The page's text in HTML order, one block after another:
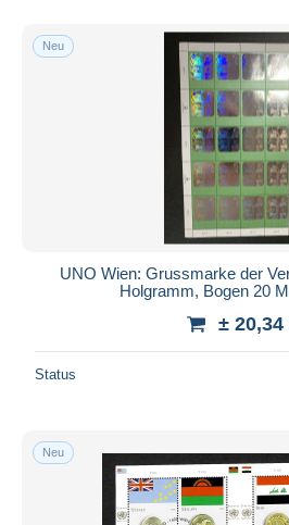
Übernehmen
Neu
UNO Wien: Grussmarke der
Holgramm, Bogen 20
± 20,34
Status
Neu